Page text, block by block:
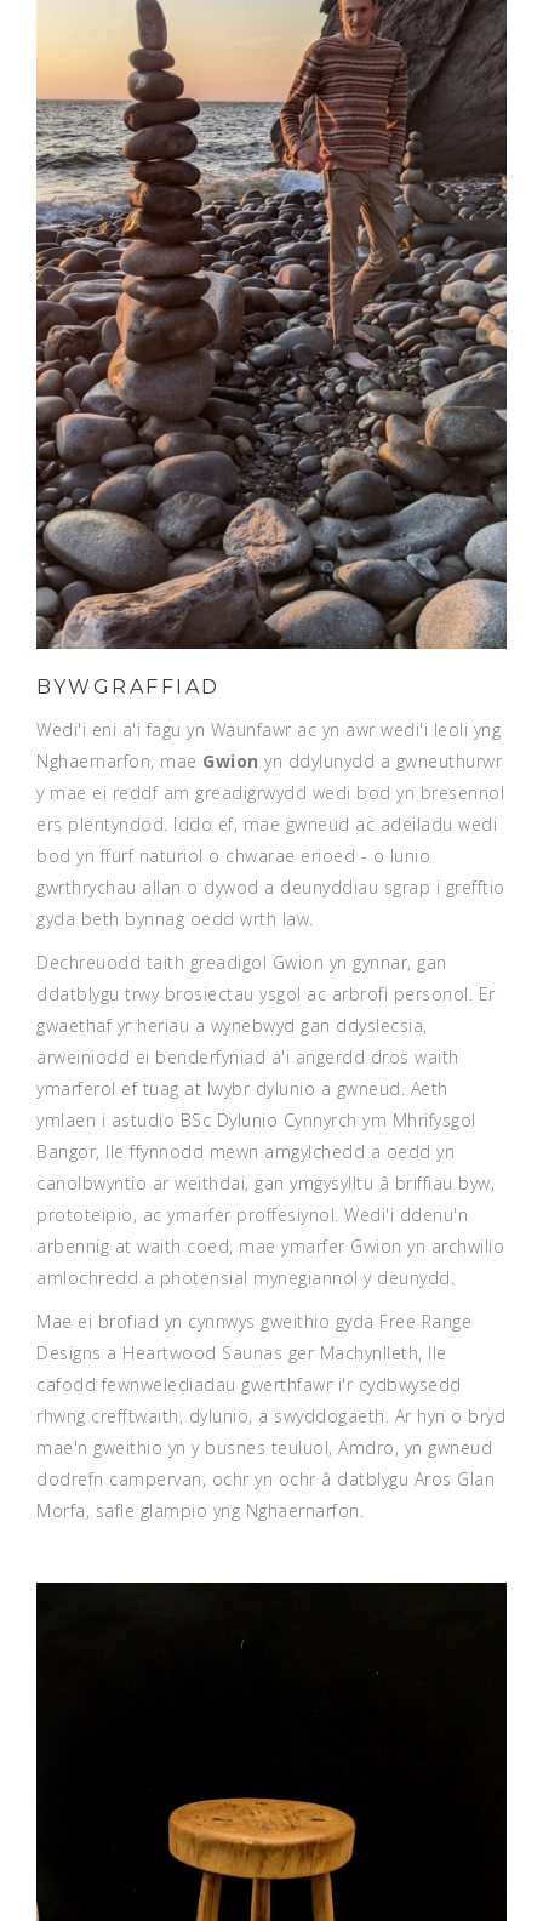
BYWGRAFFIAD
Wedi'i eni a'i fagu yn Waunfawr ac yn awr wedi'i leoli yng
Nghaernarfon, mae Gwion yn ddylunydd a gwneuthurwr
y mae ei reddf am greadigrwydd wedi bod yn bresennol
ers plentyndod. Iddo ef, mae gwneud ac adeiladu wedi
bod yn ffurf naturiol o chwarae erioed - o lunio
gwrthrychau allan o dywod a deunyddiau sgrap i grefftio
gyda beth bynnag oedd wrth law.
Dechreuodd taith greadigol Gwion yn gynnar, gan
ddatblygu trwy brosiectau ysgol ac arbrofi personol. Er
gwaethaf yr heriau a wynebwyd gan ddyslecsia,
arweiniodd ei benderfyniad a'i angerdd dros waith
ymarferol ef tuag at lwybr dylunio a gwneud. Aeth
ymlaen i astudio BSc Dylunio Cynnyrch ym Mhrifysgol
Bangor, lle ffynnodd mewn amgylchedd a oedd yn
canolbwyntio ar weithdai, gan ymgysylltu â briffiau byw,
prototeipio, ac ymarfer proffesiynol. Wedi'i ddenu'n
arbennig at waith coed, mae ymarfer Gwion yn archwilio
amlochredd a photensial mynegiannol y deunydd.
Mae ei brofiad yn cynnwys gweithio gyda Free Range
Designs a Heartwood Saunas ger Machynlleth, lle
cafodd fewnwelediadau gwerthfawr i'r cydbwysedd
rhwng crefftwaith, dylunio, a swyddogaeth. Ar hyn o bryd
mae'n gweithio yn y busnes teuluol, Amdro, yn gwneud
dodrefn campervan, ochr yn ochr â datblygu Aros Glan
Morfa, safle glampio yng Nghaernarfon.